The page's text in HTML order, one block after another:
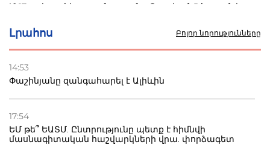
Լրահոս Բոլոր նորությունները
14:53
Փաշինյանը զանգահարել է Ալիևին
17:54
ԵՄ թե՞ ԵԱՏՄ. Ընտրությունը պետք է հիմնվի
մասնագիտական հաշվարկների վրա. փորձագետ
Մ-17 աշխարհի առաջնությունը Բաքվում. 5 հայ ըմբիշ
22.07.2026
տուժածներ կան
21.07.2026
Դատվածություն ունեցող միգրանտներին կարգելվի
բնակվել Ռուսաստանում